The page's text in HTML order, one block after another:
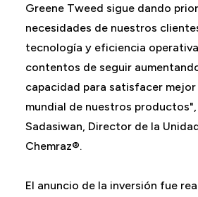
Greene Tweed sigue dando
necesidades de nuestros
tecnología y eficiencia
contentos de seguir
capacidad para satisfacer mejor
mundial de nuestros
Sadasiwan, Director de la
Chemraz®.
El anuncio de la inversión fue